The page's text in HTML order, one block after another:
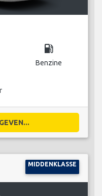
local_gas_station
Benzine
MIDDENKLASSE